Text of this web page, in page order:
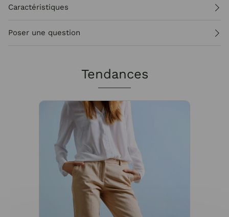
Caractéristiques
Poser une question
Tendances